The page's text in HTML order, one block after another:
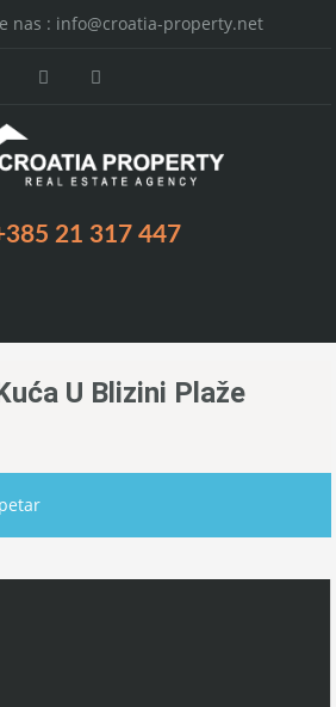
nas : info@croatia-property.net
21 317 447
U Blizini Plaže